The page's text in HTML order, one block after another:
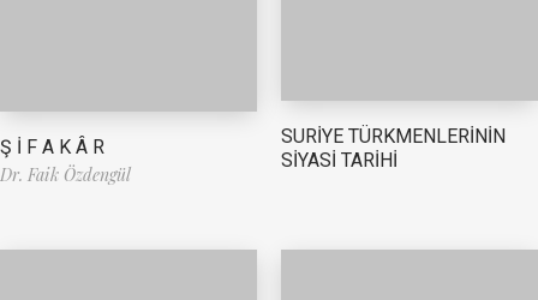
Ş İ F A K Â R
Dr. Faik Özdengül
SURİYE TÜRKMENLERİNİN
SİYASİ TARİHİ